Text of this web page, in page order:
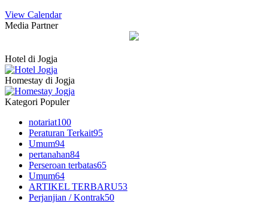
View Calendar
Media Partner
Hotel di Jogja
Homestay di Jogja
Kategori Populer
notariat100
Peraturan Terkait95
Umum94
pertanahan84
Perseroan terbatas65
Umum64
ARTIKEL TERBARU53
Perjanjian / Kontrak50